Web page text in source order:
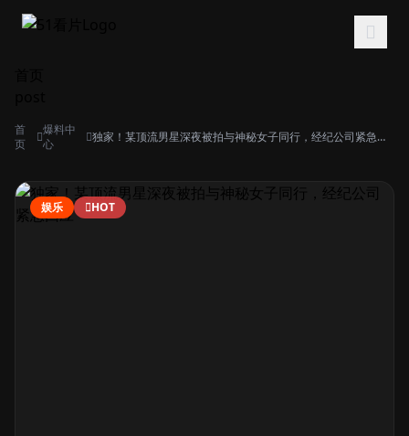
跳过导航
首
页
爆料中
心
独家！某顶流男星深夜被拍与神秘女子同行，经纪公司紧急回
娱乐 HOT